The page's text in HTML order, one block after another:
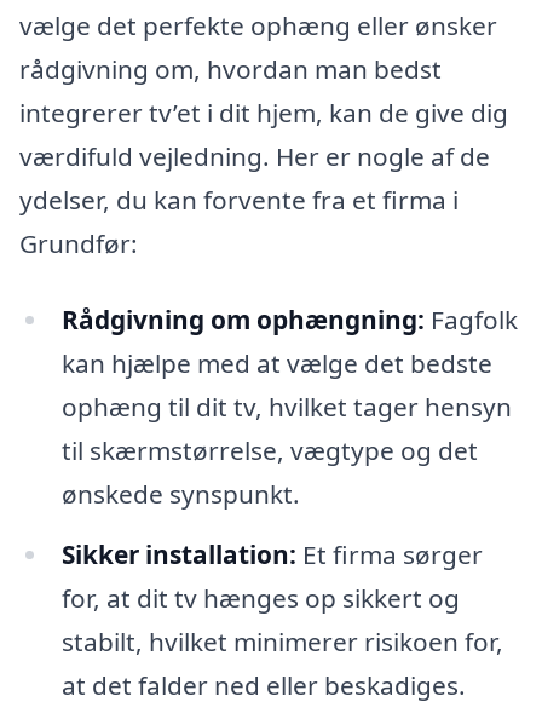
vælge det perfekte ophæng eller ønsker
rådgivning om, hvordan man bedst
integrerer tv’et i dit hjem, kan de give dig
værdifuld vejledning. Her er nogle af de
ydelser, du kan forvente fra et firma i
Grundfør:
Rådgivning om ophængning: Fagfolk
kan hjælpe med at vælge det bedste
ophæng til dit tv, hvilket tager hensyn
til skærmstørrelse, vægtype og det
ønskede synspunkt.
Sikker installation: Et firma sørger
for, at dit tv hænges op sikkert og
stabilt, hvilket minimerer risikoen for,
at det falder ned eller beskadiges.